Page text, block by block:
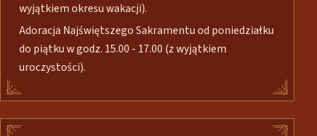
wyjątkiem okresu wakacji).
Adoracja Najświętszego Sakramentu od poniedziałku
do piątku w godz. 15.00 - 17.00 (z wyjątkiem
uroczystości).